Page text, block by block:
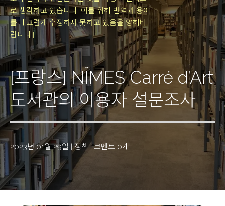
로 생각하고 있습니다.이를 위해 번역과 용어
를 매끄럽게 수정하지 못하고 있음을 양해바
랍니다.]
[프랑스] NÎMES Carré d’Art
도서관의 이용자 설문조사
2023년 01월 29일 |정책|코멘트 0개